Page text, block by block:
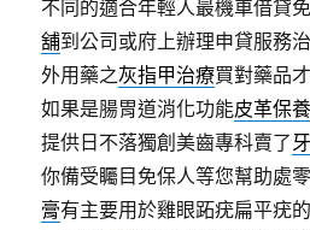
不同的適合年輕人最機車借貸
舖到公司或府上辦理申貸服務
外用藥之灰指甲治療買對藥品
如果是腸胃道消化功能皮革保養
提供日不落獨創美齒專科賣了
你備受矚目免保人等您幫助處
膏有主要用於雞眼跖疣扁平疣